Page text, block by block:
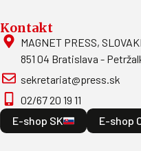
Kontakt
MAGNET PRESS,
851 04 Bratislava -
sekretariat@press.sk
02/67 20 19 11
E-shop SK
E-shop